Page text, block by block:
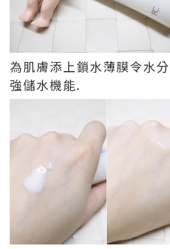
為肌膚添上鎖水薄膜令水
強儲水機能.